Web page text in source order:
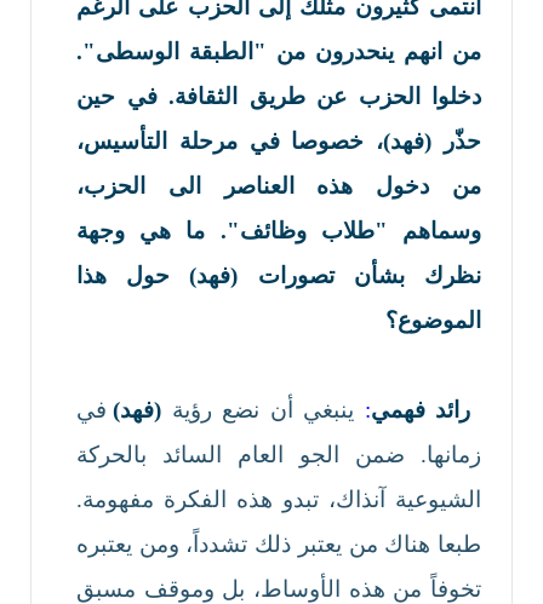
انتمى كثيرون مثلك
إلى الحزب على الرغم
من انهم ينحدرون من " الطبقة الوسطى"
.
دخلوا الحزب عن طريق الثقافة. في حين
حذّر
(فهد)، خصوصا في مرحلة التأسيس،
من دخول هذه العناصر الى الحزب،
وسماهم "طلاب وظائف".
ما هي وجهة
نظرك بشأن تصورات (فهد)
حول هذا
الموضوع؟
رائد فهمي: ينبغي أن نضع رؤية (فهد) في
زمانها. ضمن الجو العام السائد بالحركة
الشيوعية آنذاك، تبدو هذه الفكرة مفهومة.
طبعا هناك من يعتبر ذلك تشدداً، ومن يعتبره
تخوفاً من هذه الأوساط، بل وموقف مسبق